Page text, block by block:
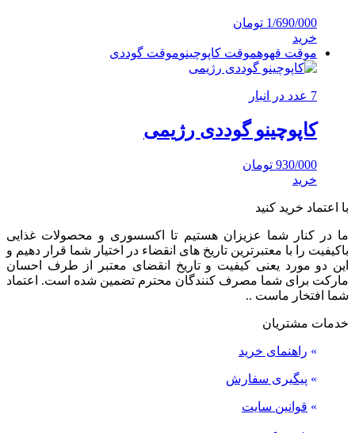
1/690/000 تومان
خرید
موقت قهوهموقت کاپوچینوموقت گوددی
7 عدد در انبار
کاپوچینو گوددی رژیمی
930/000 تومان
خرید
با اعتماد خرید کنید
ما در کنار شما عزیزان هستیم تا اکسسوری و محصولات غذایی
باکیفیت را با معتبرترین تاریخ های انقضاء در اختیار شما قرار دهیم و
این دو مورد یعنی کیفیت و تاریخ انقضای معتبر از طرف احسان
مارکت برای شما مصرف کنندگان محترم تضمین شده است. اعتماد
شما افتخار ماست ..
خدمات مشتریان
» راهنمای خرید
» پیگیری سفارش
» قوانین سایت